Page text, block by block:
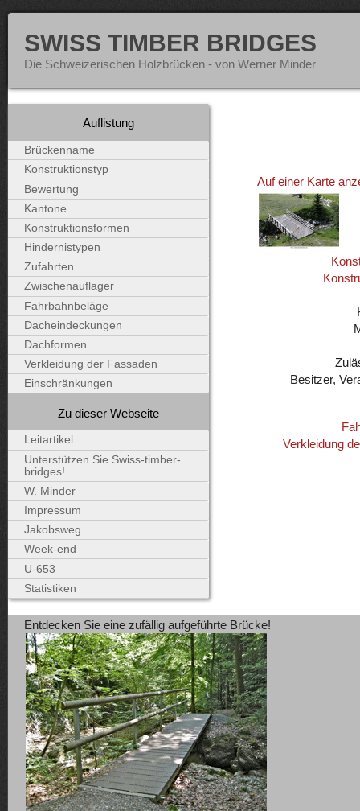
SWISS TIMBER BRIDGES
Die Schweizerischen Holzbrücken - von Werner Minder
Auf einer Karte
Besitzer,
Verkleidung
Auflistung
Brückenname
Konstruktionstyp
Bewertung
Kantone
Konstruktionsformen
Hindernistypen
Zufahrten
Zwischenauflager
Fahrbahnbeläge
Dacheindeckungen
Dachformen
Verkleidung der Fassaden
Einschränkungen
Zu dieser Webseite
Leitartikel
Unterstützen Sie Swiss-timber-
bridges!
W. Minder
Impressum
Jakobsweg
Week-end
U-653
Statistiken
Entdecken Sie eine zufällig aufgeführte Brücke!